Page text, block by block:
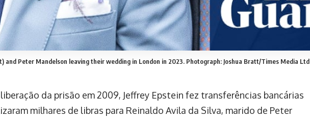
and Peter Mandelson leaving their wedding in London in 2023.Photograph: Joshua Bratt/Times Media Ltd
da prisão em 2009, Jeffrey Epstein fez transferências bancárias
milhares de libras para Reinaldo Avila da Silva, marido de Peter